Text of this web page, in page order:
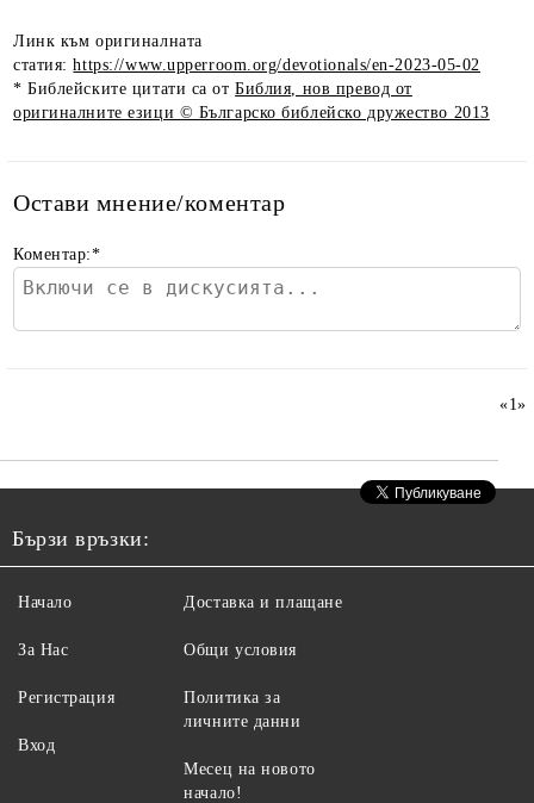
Линк към оригиналната
статия:https://www.upperroom.org/devotionals/en-2023-05-02
* Библейските цитати са отБиблия, нов превод от
оригиналните езици © Българско библейско дружество 2013
Остави мнение/коментар
Коментар:*
«1»
Бързи връзки:
Начало
За Нас
Регистрация
Вход
Доставка и плащане
Общи условия
Политика за
личните данни
Месец на новото
начало!